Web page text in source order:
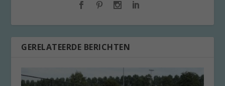
GERELATEERDE BERICHTEN